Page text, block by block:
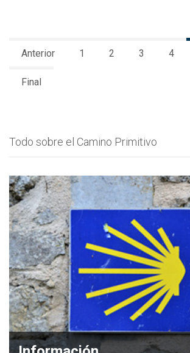
Anterior 1 2 3 4
Final
Todo sobre el Camino Primitivo